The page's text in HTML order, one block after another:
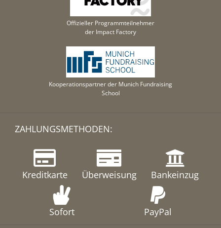
Offizieller Programmteilnehmer
der Impact Factory
Kooperationspartner der Munich Fundraising
School
ZAHLUNGSMETHODEN:
Kreditkarte Überweisung Bankeinzug
Sofort PayPal